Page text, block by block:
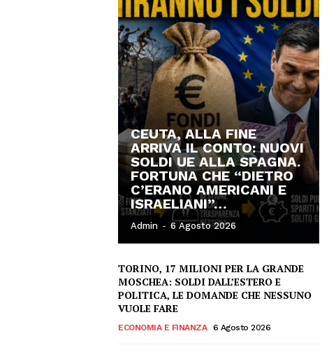
CEUTA, ALLA FINE
ARRIVA IL CONTO: NUOVI
SOLDI UE ALLA SPAGNA.
FORTUNA CHE “DIETRO
C’ERANO AMERICANI E
ISRAELIANI”…
Admin - 6 Agosto 2026
TORINO, 17 MILIONI PER LA GRANDE
MOSCHEA: SOLDI DALL’ESTERO E
POLITICA, LE DOMANDE CHE NESSUNO
VUOLE FARE
ECONOMIA E FINANZA 6 Agosto 2026